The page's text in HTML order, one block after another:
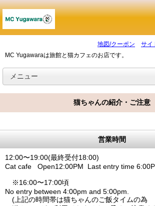
地図/クーポン サイ
MC Yugawaraは旅館と猫カフェのお店です。
猫ちゃんの紹介・ご注意
営業時間
12:00〜19:00(最終受付18:00)
Cat cafe Open12:00PM Last entry time
※16:00〜17:00頃
No entry between 4:00pm and 5:00pm.
(上記の時間帯は猫ちゃんのご飯タイムの為